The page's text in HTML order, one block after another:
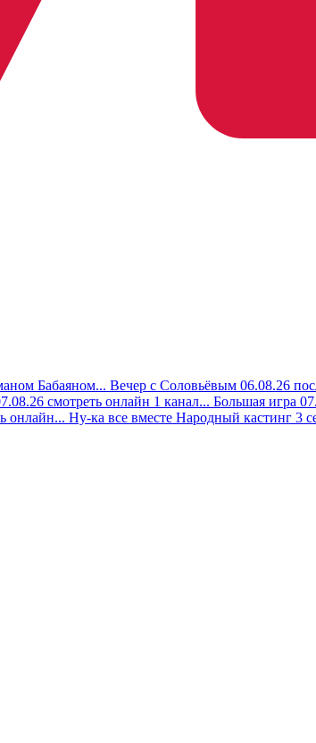
Бабаяном... Вечер с Соловьёвым 06.08.26
смотреть онлайн 1 канал... Большая игра
онлайн... Ну-ка все вместе Народный кастинг 3